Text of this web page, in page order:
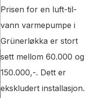
Prisen for en luft-til-
vann varmepumpe i
Grünerløkka er stort
sett mellom 60.000 og
150.000,-. Dett er
ekskludert installasjon.